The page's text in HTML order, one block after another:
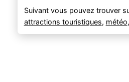
Suivant vous pouvez trouver
attractions touristiques, météo,